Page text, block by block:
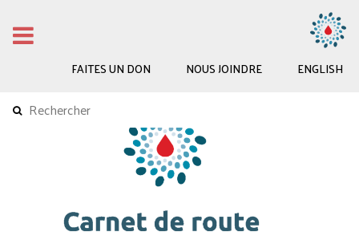
FAITES UN DON NOUS JOINDRE ENGLISH